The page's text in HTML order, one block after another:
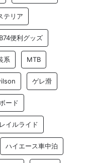
テリア
便利グッズ
系 MTB
ゲレ滑
ード
イルライド
ハイエース車中泊